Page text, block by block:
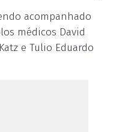
acompanhado
médicos David
e Tulio Eduardo